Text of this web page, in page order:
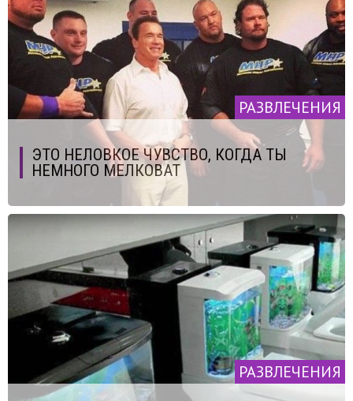
РАЗВЛЕЧЕНИЯ
ЭТО НЕЛОВКОЕ ЧУВСТВО, КОГДА ТЫ
НЕМНОГО МЕЛКОВАТ
РАЗВЛЕЧЕНИЯ